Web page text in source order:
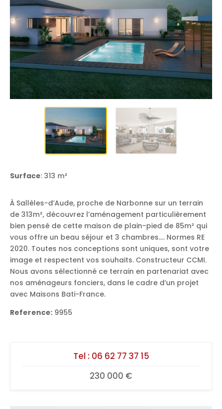
Surface: 313 m²
À Sallèles-d’Aude, proche de Narbonne sur un terrain
de 313m², découvrez l’aménagement particulièrement
bien pensé de cette maison de plain-pied de 85m² qui
vous offre un beau séjour et 3 chambres…. Normes RE
2020. Toutes nos conceptions sont uniques, sont votre
image et respectent vos souhaits. Constructeur CCMI.
Nous avons sélectionné ce terrain en partenariat avec
nos aménageurs fonciers, dans le cadre d’un projet
avec Maisons Bati-France.
Reference: 9955
Tel : 06 62 77 37 15
230 000 €